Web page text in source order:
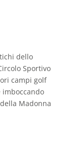
dello
Sportivo
campi golf
Madonna